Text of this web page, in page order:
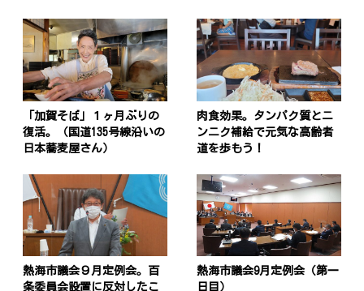
「加賀そば」１ヶ月ぶりの
復活。（国道135号線沿いの
日本蕎麦屋さん）
肉食効果。タンパク質とニ
ンニク補給で元気な高齢者
道を歩もう！
熱海市議会９月定例会。百
条委員会設置に反対したこ
熱海市議会9月定例会（第一
日目）